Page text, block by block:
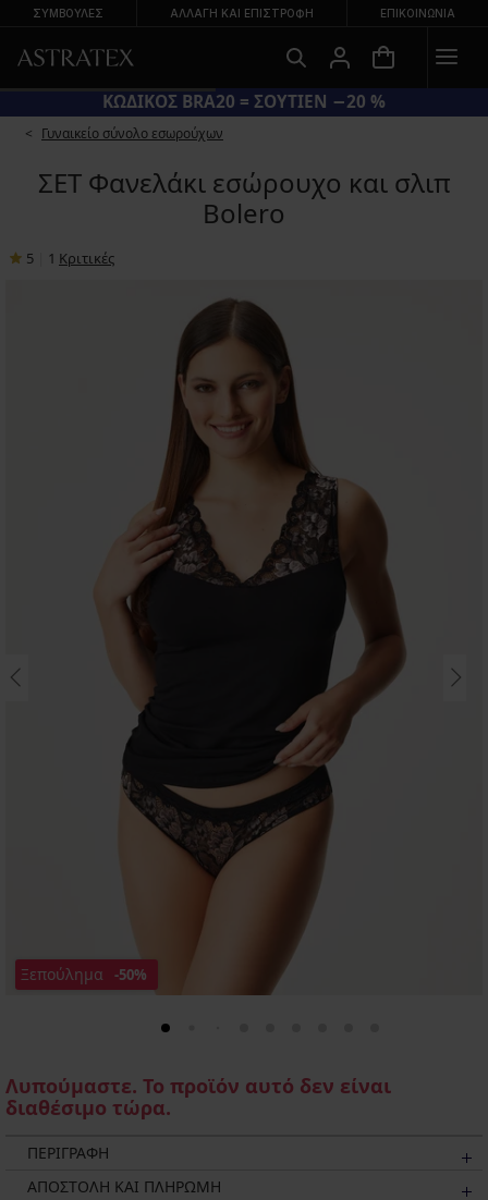
ΣΥΜΒΟΥΛΕΣ ΑΛΛΑΓΉ ΚΑΙ ΕΠΙΣΤΡΟΦΉ ΕΠΙΚΟΙΝΩΝΊΑ
ΚΩΔΙΚΟΣ BRA20 = ΣΟΥΤΙΕΝ −20 %
Γυναικείο σύνολο εσωρούχων
ΣΕΤ Φανελάκι εσώρουχο και σλιπ
Bolero
5 1 Κριτικές
Ξεπούλημα -50%
Λυπούμαστε. Το προϊόν αυτό δεν είναι
διαθέσιμο τώρα.
ΠΕΡΙΓΡΑΦΗ
ΑΠΟΣΤΟΛΗ ΚΑΙ ΠΛΗΡΩΜΗ